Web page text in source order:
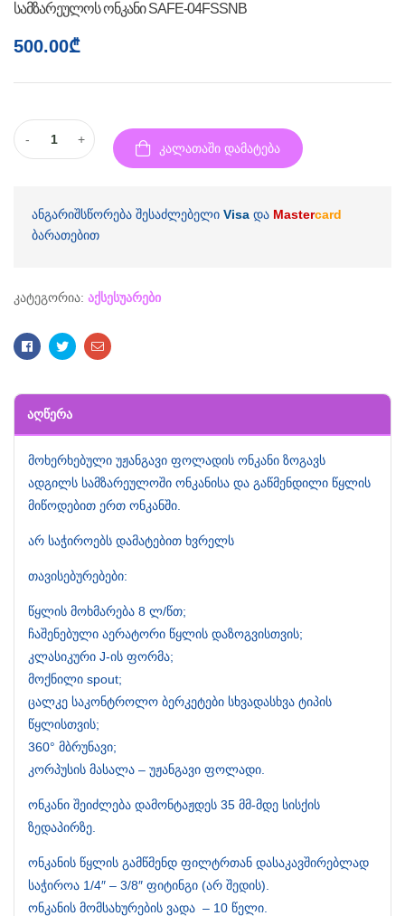
სამზარეულოს ონკანი SAFE-04FSSNB
500.00₾
- +
კალათაში დამატება
ანგარიშსწორება შესაძლებელი Visa და Mastercard
ბარათებით
კატეგორია: აქსესუარები
FacebookTwitterEmail
ᲐᲦᲬᲔᲠᲐ
მოხერხებული უჟანგავი ფოლადის ონკანი ზოგავს
ადგილს სამზარეულოში ონკანისა და გაწმენდილი წყლის
მიწოდებით ერთ ონკანში.
არ საჭიროებს დამატებით ხვრელს
თავისებურებები:
წყლის მოხმარება 8 ლ/წთ;
ჩაშენებული აერატორი წყლის დაზოგვისთვის;
კლასიკური J-ის ფორმა;
მოქნილი spout;
ცალკე საკონტროლო ბერკეტები სხვადასხვა ტიპის
წყლისთვის;
360° მბრუნავი;
კორპუსის მასალა – უჟანგავი ფოლადი.
ონკანი შეიძლება დამონტაჟდეს 35 მმ-მდე სისქის
ზედაპირზე.
ონკანის წყლის გამწმენდ ფილტრთან დასაკავშირებლად
საჭიროა 1/4″ – 3/8″ ფიტინგი (არ შედის).
ონკანის მომსახურების ვადა – 10 წელი.